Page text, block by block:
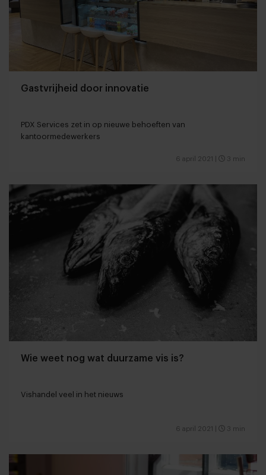
Gastvrijheid door innovatie
PDX Services zet in op nieuwe behoeften van
kantoormedewerkers
6 april 2021 3 min
Wie weet nog wat duurzame vis is?
Vishandel veel in het nieuws
6 april 2021 3 min